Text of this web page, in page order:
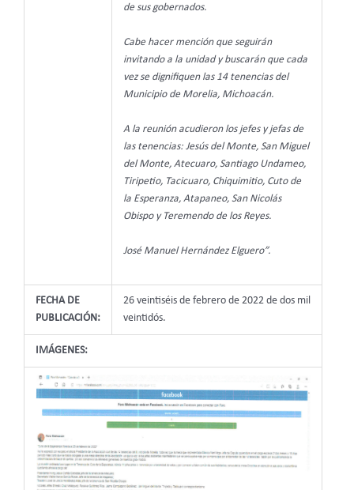
de sus gobernados.
Cabe hacer mención que seguirán
invitando a la unidad y buscarán que cada
vez se dignifiquen las 14 tenencias del
Municipio de Morelia, Michoacán.
A la reunión acudieron los jefes y jefas de
las tenencias: Jesús del Monte, San Miguel
del Monte, Atecuaro, Santiago Undameo,
Tiripetio, Tacicuaro, Chiquimitio, Cuto de
la Esperanza, Atapaneo, San Nicolás
Obispo y Teremendo de los Reyes.
José Manuel Hernández Elguero”.
FECHA DE
PUBLICACIÓN:
26 veintiséis de febrero de 2022 de dos mil
veintidós.
IMÁGENES: